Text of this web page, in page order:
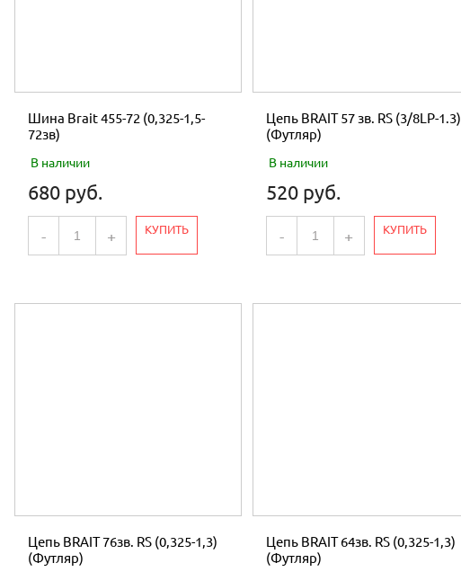
Шина Brait 455-72 (0,325-1,5-
72зв)
В наличии
680 руб.
- + КУПИТЬ
Цепь BRAIT 57 зв. RS (3/8LP-1.3)
(Футляр)
В наличии
520 руб.
- + КУПИТЬ
Цепь BRAIT 76зв. RS (0,325-1,3)
(Футляр)
Цепь BRAIT 64зв. RS (0,325-1,3)
(Футляр)